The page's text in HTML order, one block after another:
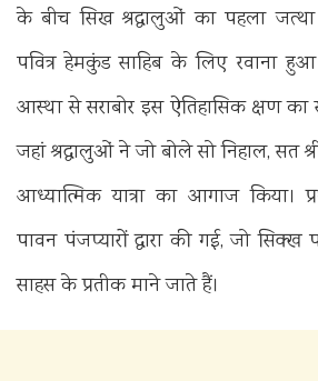
के बीच सिख श्रद्धालुओं का पहला जत्था
पवित्र हेमकुंड साहिब के लिए रवाना
आस्था से सराबोर इस ऐतिहासिक क्षण का
जहां श्रद्धालुओं ने जो बोले सो निहाल, सत
आध्यात्मिक यात्रा का आगाज किया।
पावन पंजप्यारों द्वारा की गई, जो सिक्ख
साहस के प्रतीक माने जाते हैं।